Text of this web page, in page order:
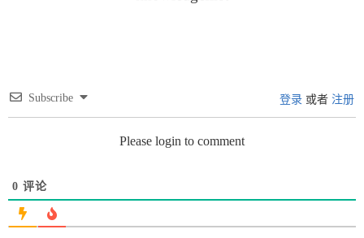
Subscribe 登录 或者 注册
Please login to comment
0 评论